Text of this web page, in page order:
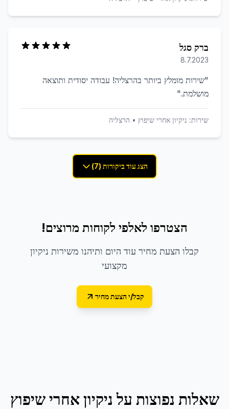
ברק סגל
8.7.2023
"שירות מומלץ ביותר בהרצליה! עבודה יסודית ותוצאה
מושלמת."
שירות: ניקיון אחרי שיפוץ • הרצליה
הצג עוד ביקורות (7)
הצטרפו לאלפי לקוחות מרוצים!
קבלו הצעת מחיר עוד היום ותיהנו משירות ניקיון
מקצועי
קבל/י הצעת מחיר
שאלות נפוצות על ניקיון אחרי שיפוץ